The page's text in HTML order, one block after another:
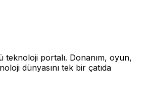
portalı. Donanım, oyun,
dünyasını tek bir çatıda